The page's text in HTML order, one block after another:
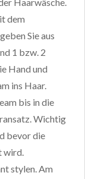
dem
Sie aus
1 bzw. 2
Hand und
ins Haar.
bis in die
Wichtig
bevor die
wird.
stylen. Am